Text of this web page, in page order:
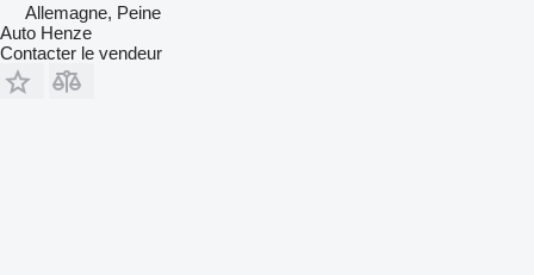
Allemagne, Peine
Auto Henze
Contacter le vendeur